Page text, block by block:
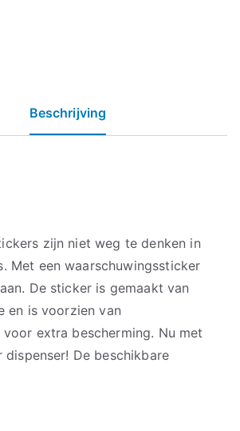
Beschrijving
zijn niet weg te denken in
Met een waarschuwingssticker
De sticker is gemaakt van
en is voorzien van
extra bescherming. Nu met
De beschikbare